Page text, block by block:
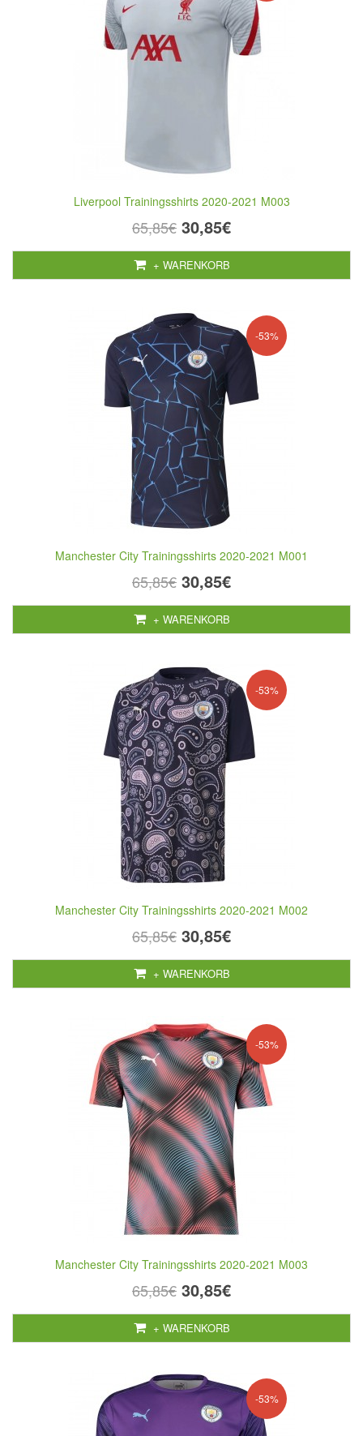
Liverpool Trainingsshirts 2020-2021 M003
65,85€ 30,85€
+ WARENKORB
-53%
Manchester City Trainingsshirts 2020-2021 M001
65,85€ 30,85€
+ WARENKORB
-53%
Manchester City Trainingsshirts 2020-2021 M002
65,85€ 30,85€
+ WARENKORB
-53%
Manchester City Trainingsshirts 2020-2021 M003
65,85€ 30,85€
+ WARENKORB
-53%